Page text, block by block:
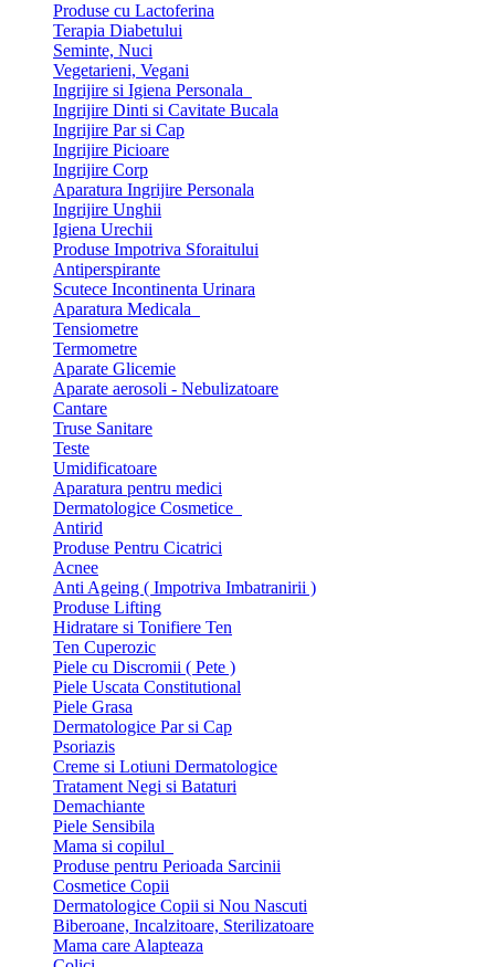
Produse cu Lactoferina
Terapia Diabetului
Seminte, Nuci
Vegetarieni, Vegani
Ingrijire si Igiena Personala
Ingrijire Dinti si Cavitate Bucala
Ingrijire Par si Cap
Ingrijire Picioare
Ingrijire Corp
Aparatura Ingrijire Personala
Ingrijire Unghii
Igiena Urechii
Produse Impotriva Sforaitului
Antiperspirante
Scutece Incontinenta Urinara
Aparatura Medicala
Tensiometre
Termometre
Aparate Glicemie
Aparate aerosoli - Nebulizatoare
Cantare
Truse Sanitare
Teste
Umidificatoare
Aparatura pentru medici
Dermatologice Cosmetice
Antirid
Produse Pentru Cicatrici
Acnee
Anti Ageing ( Impotriva Imbatranirii )
Produse Lifting
Hidratare si Tonifiere Ten
Ten Cuperozic
Piele cu Discromii ( Pete )
Piele Uscata Constitutional
Piele Grasa
Dermatologice Par si Cap
Psoriazis
Creme si Lotiuni Dermatologice
Tratament Negi si Bataturi
Demachiante
Piele Sensibila
Mama si copilul
Produse pentru Perioada Sarcinii
Cosmetice Copii
Dermatologice Copii si Nou Nascuti
Biberoane, Incalzitoare, Sterilizatoare
Mama care Alapteaza